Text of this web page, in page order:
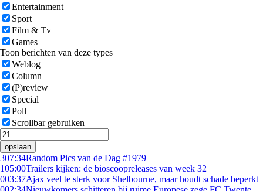
Entertainment
Sport
Film & Tv
Games
Toon berichten van deze types
Weblog
Column
(P)review
Special
Poll
Scrollbar gebruiken
opslaan
307:34Random Pics van de Dag #1979
105:00Trailers kijken: de bioscoopreleases van week 32
003:37Ajax veel te sterk voor Shelbourne, maar houdt schade beperkt